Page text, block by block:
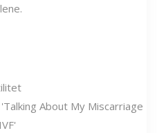
About My Miscarriage